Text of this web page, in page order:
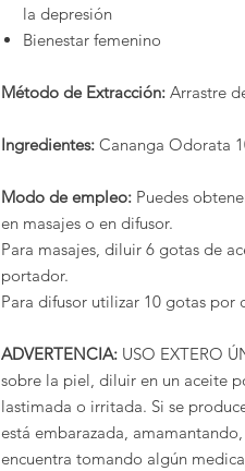
la depresión
Bienestar femenino
Método de Extracción: Arrastre
Ingredientes: Cananga Odorata
Modo de empleo: Puedes
en masajes o en difusor.
Para masajes, diluir 6 gotas de
portador.
Para difusor utilizar 10 gotas por
ADVERTENCIA: USO EXTERO
sobre la piel, diluir en un aceite
lastimada o irritada. Si se
está embarazada,
encuentra tomando algún